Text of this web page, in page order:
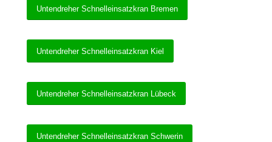
Untendreher Schnelleinsatzkran Bremen
Untendreher Schnelleinsatzkran Kiel
Untendreher Schnelleinsatzkran Lübeck
Untendreher Schnelleinsatzkran Schwerin